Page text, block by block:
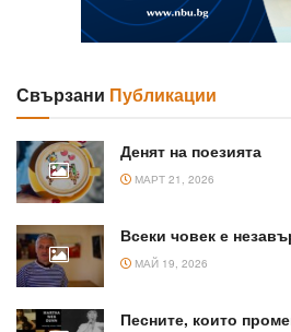
Свързани Публикации
Денят на поезията
МАРТ 21, 2026
Всеки човек е
МАЙ 19, 2026
Песните, които